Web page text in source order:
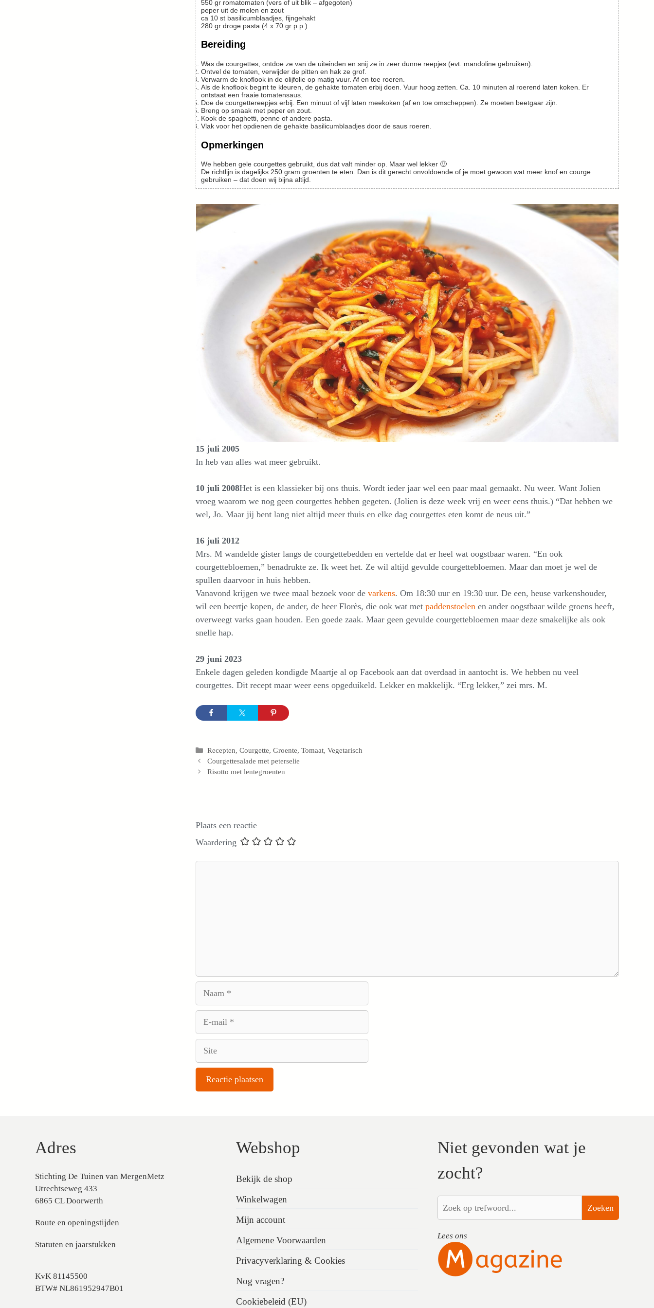
550 gr romatomaten (vers of uit blik – afgegoten)
peper uit de molen en zout
ca 10 st basilicumblaadjes, fijngehakt
280 gr droge pasta (4 x 70 gr p.p.)
Bereiding
Was de courgettes, ontdoe ze van de uiteinden en snij ze in zeer dunne reepjes (evt. mandoline gebruiken).
Ontvel de tomaten, verwijder de pitten en hak ze grof.
Verwarm de knoflook in de olijfolie op matig vuur. Af en toe roeren.
Als de knoflook begint te kleuren, de gehakte tomaten erbij doen. Vuur hoog zetten. Ca. 10 minuten al roerend laten koken. Er
ontstaat een fraaie tomatensaus.
Doe de courgettereepjes erbij. Een minuut of vijf laten meekoken (af en toe omscheppen). Ze moeten beetgaar zijn.
Breng op smaak met peper en zout.
Kook de spaghetti, penne of andere pasta.
Vlak voor het opdienen de gehakte basilicumblaadjes door de saus roeren.
Opmerkingen
We hebben gele courgettes gebruikt, dus dat valt minder op. Maar wel lekker 🙂
De richtlijn is dagelijks 250 gram groenten te eten. Dan is dit gerecht onvoldoende of je moet gewoon wat meer knof en courge
gebruiken – dat doen wij bijna altijd.
15 juli 2005
In heb van alles wat meer gebruikt.
10 juli 2008Het is een klassieker bij ons thuis. Wordt ieder jaar wel een paar maal gemaakt. Nu weer. Want Jolien
vroeg waarom we nog geen courgettes hebben gegeten. (Jolien is deze week vrij en weer eens thuis.) “Dat hebben we
wel, Jo. Maar jij bent lang niet altijd meer thuis en elke dag courgettes eten komt de neus uit.”
16 juli 2012
Mrs. M wandelde gister langs de courgettebedden en vertelde dat er heel wat oogstbaar waren. “En ook
courgettebloemen,” benadrukte ze. Ik weet het. Ze wil altijd gevulde courgettebloemen. Maar dan moet je wel de
spullen daarvoor in huis hebben.
Vanavond krijgen we twee maal bezoek voor de varkens. Om 18:30 uur en 19:30 uur. De een, heuse varkenshouder,
wil een beertje kopen, de ander, de heer Florès, die ook wat met paddenstoelen en ander oogstbaar wilde groens heeft,
overweegt varks gaan houden. Een goede zaak. Maar geen gevulde courgettebloemen maar deze smakelijke als ook
snelle hap.
29 juni 2023
Enkele dagen geleden kondigde Maartje al op Facebook aan dat overdaad in aantocht is. We hebben nu veel
courgettes. Dit recept maar weer eens opgeduikeld. Lekker en makkelijk. “Erg lekker,” zei mrs. M.
Categorieën
Recepten,Courgette,Groente,Tomaat,Vegetarisch
Courgettesalade met peterselie
Risotto met lentegroenten
Plaats een reactie
Waardering
Adres
Stichting De Tuinen van MergenMetz
Utrechtseweg 433
6865 CL Doorwerth
Route en openingstijden
Statuten en jaarstukken
KvK 81145500
BTW# NL861952947B01
Webshop
Bekijk de shop
Winkelwagen
Mijn account
Algemene Voorwaarden
Privacyverklaring & Cookies
Nog vragen?
Cookiebeleid (EU)
Niet gevonden wat je
zocht?
Zoeken
Lees ons